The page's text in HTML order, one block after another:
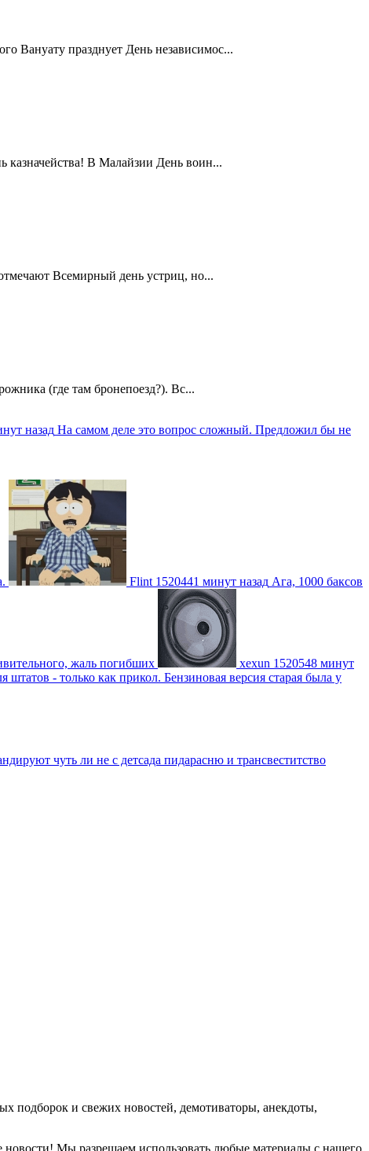
Вануату празднует День независимос...
В Малайзии День воин...
Всемирный день устриц, но...
(где там бронепоезд?). Вс...
назад На самом деле это вопрос сложный. Предложил бы не
Flint 1520441 минут назад Ага, 1000 баксов
жаль погибших xexun 1520548 минут
- только как прикол. Бензиновая версия старая была у
чуть ли не с детсада пидарасню и трансвеститство
подборок и свежих новостей, демотиваторы, анекдоты,
Мы разрешаем использовать любые материалы с нашего